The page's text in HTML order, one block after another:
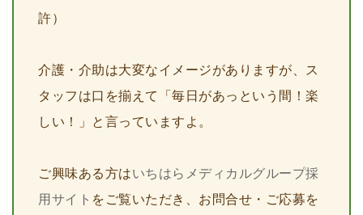
許）
介護・介助は大変なイメージがありますが、ス
タッフは口を揃えて「毎日があっという間！楽
しい！」と言っていますよ。
ご興味ある方はいちはらメディカルグループ採
用サイト をご覧いただき、お問合せ・ご応募を